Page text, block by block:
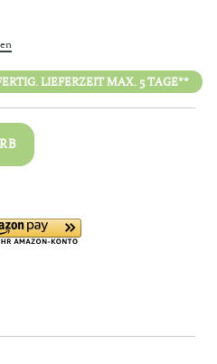
LIEFERZEIT MAX. 5 TAGE**